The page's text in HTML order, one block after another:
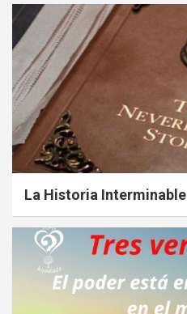
La Historia Interminable